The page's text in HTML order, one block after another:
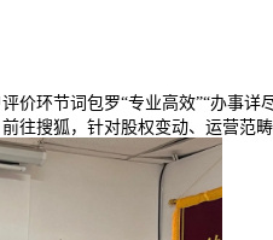
环节词包罗“专业高效”“办事详
往搜狐，针对股权变动、运营范